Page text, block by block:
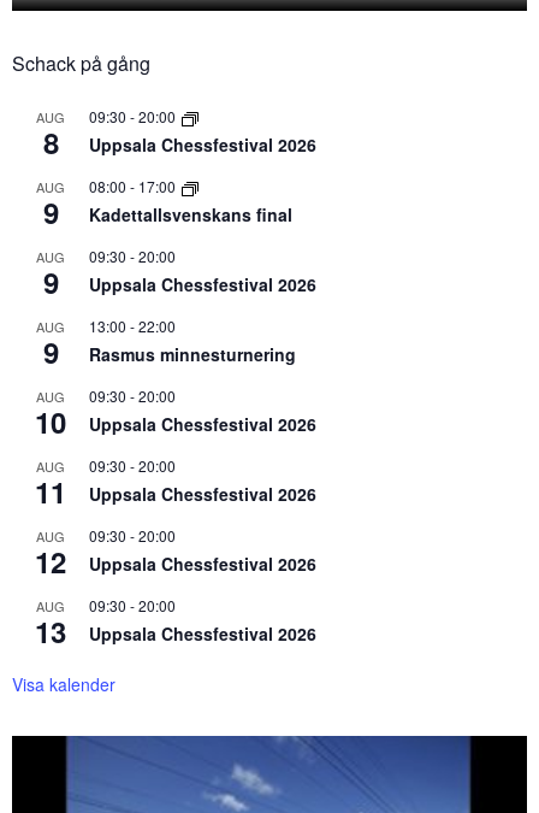
Schack på gång
AUG
8
09:30 -20:00
Uppsala Chessfestival 2026
AUG
9
08:00 - 17:00
Kadettallsvenskans final
AUG
9
09:30 -20:00
Uppsala Chessfestival 2026
AUG
9
13:00 -22:00
Rasmus minnesturnering
AUG
10
09:30 -20:00
Uppsala Chessfestival 2026
AUG
11
09:30 -20:00
Uppsala Chessfestival 2026
AUG
12
09:30 -20:00
Uppsala Chessfestival 2026
AUG
13
09:30 -20:00
Uppsala Chessfestival 2026
Visa kalender